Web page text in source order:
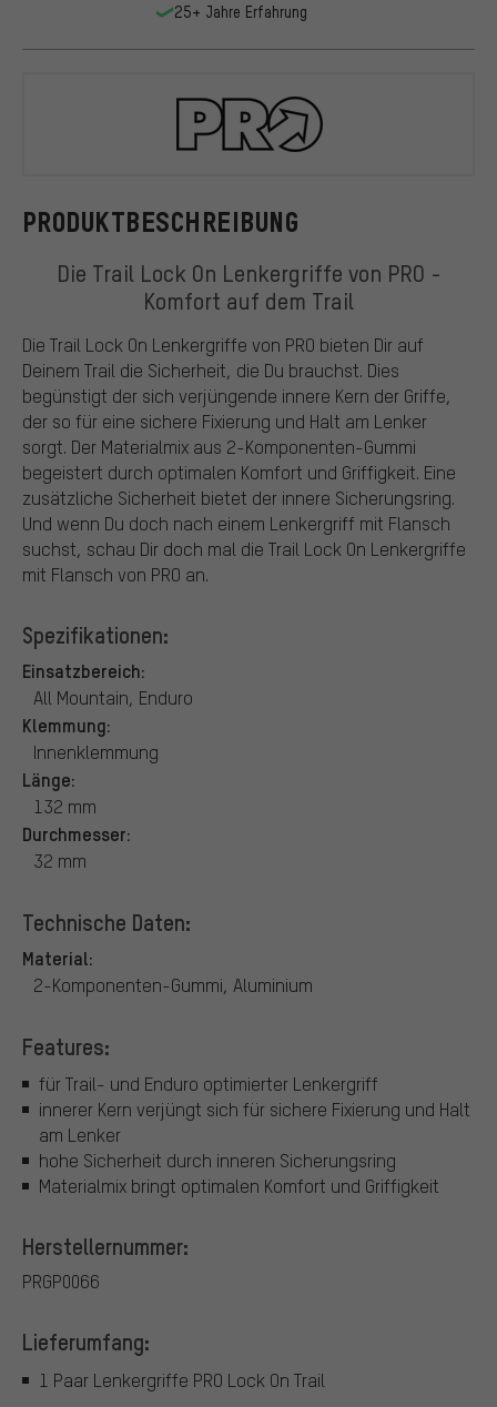
PRODUKTBESCHREIBUNG
Die Trail Lock On Lenkergriffe von PRO -
Komfort auf dem Trail
Die Trail Lock On Lenkergriffe von PRO bieten Dir auf
Deinem Trail die Sicherheit, die Du brauchst. Dies
begünstigt der sich verjüngende innere Kern der Griffe,
der so für eine sichere Fixierung und Halt am Lenker
sorgt. Der Materialmix aus 2-Komponenten-Gummi
begeistert durch optimalen Komfort und Griffigkeit. Eine
zusätzliche Sicherheit bietet der innere Sicherungsring.
Und wenn Du doch nach einem Lenkergriff mit Flansch
suchst, schau Dir doch mal die Trail Lock On Lenkergriffe
mit Flansch von PRO an.
Spezifikationen:
Einsatzbereich:
All Mountain, Enduro
Klemmung:
Innenklemmung
Länge:
132 mm
Durchmesser:
32 mm
Technische Daten:
Material:
2-Komponenten-Gummi, Aluminium
Features:
für Trail- und Enduro optimierter Lenkergriff
innerer Kern verjüngt sich für sichere Fixierung und Halt
am Lenker
hohe Sicherheit durch inneren Sicherungsring
Materialmix bringt optimalen Komfort und Griffigkeit
Herstellernummer:
PRGP0066
Lieferumfang:
1 Paar Lenkergriffe PRO Lock On Trail
25+ Jahre Erfahrung